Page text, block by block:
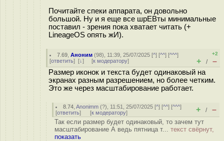
Почитайте спеки аппарата, он довольно
большой. Ну и я еще все шрЕВты минимальные
поставил - зрения пока хватает читать (+
LineageOS опять жИ).
7.69 ,Аноним (98), 11:39, 25/07/2025 [^] [^^] [^^^]
[ответить] [↓] [к модератору]
+2
+ / –
Размер иконок и текста будет одинаковый на
экранах разным разрешением, но более четким.
Это же через масштабирование работает.
8.74 ,Anonimm (?), 11:51, 25/07/2025 [^] [^^] [^^^]
[ответить] [к модератору] + / –
Так если размер будет одинаковый, то зачем тут
масштабирование А ведь пятница т... текст свёрнут,
показать